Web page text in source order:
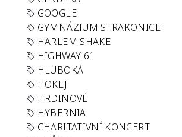
GOOGLE
GYMNÁZIUM STRAKONICE
HARLEM SHAKE
HIGHWAY 61
HLUBOKÁ
HOKEJ
HRDINOVÉ
HYBERNIA
CHARITATIVNÍ KONCERT